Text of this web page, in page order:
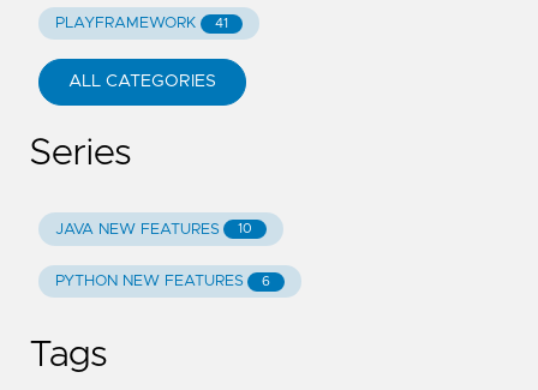
PLAYFRAMEWORK 41
ALL CATEGORIES
Series
JAVA NEW FEATURES 10
PYTHON NEW FEATURES 6
Tags